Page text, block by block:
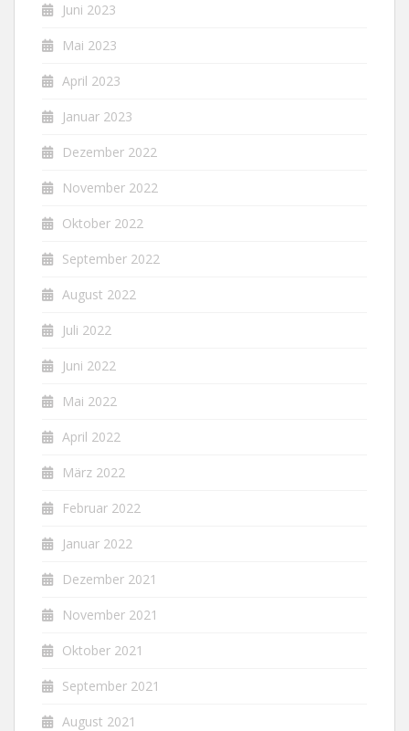
Juni 2023
Mai 2023
April 2023
Januar 2023
Dezember 2022
November 2022
Oktober 2022
September 2022
August 2022
Juli 2022
Juni 2022
Mai 2022
April 2022
März 2022
Februar 2022
Januar 2022
Dezember 2021
November 2021
Oktober 2021
September 2021
August 2021